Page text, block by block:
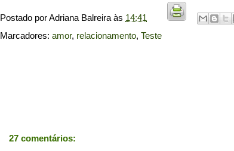
Postado porAdriana Balreira às 14:41
Marcadores: amor, relacionamento, Teste
27 comentários: